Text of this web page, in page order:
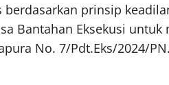
prinsip
Bantahan Eksekusi untuk
No. 7/Pdt.Eks/2024/